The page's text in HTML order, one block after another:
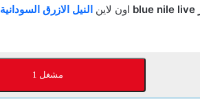
اون لاين النيل الازرق السودانية